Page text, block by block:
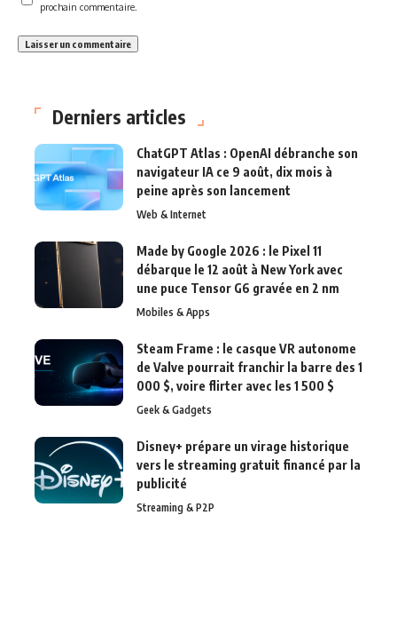
prochain commentaire.
Derniers articles
ChatGPT Atlas : OpenAI débranche son
navigateur IA ce 9 août, dix mois à
peine après son lancement
Web & Internet
Made by Google 2026 : le Pixel 11
débarque le 12 août à New York avec
une puce Tensor G6 gravée en 2 nm
Mobiles & Apps
Steam Frame : le casque VR autonome
de Valve pourrait franchir la barre des 1
000 $, voire flirter avec les 1 500 $
Geek & Gadgets
Disney+ prépare un virage historique
vers le streaming gratuit financé par la
publicité
Streaming & P2P